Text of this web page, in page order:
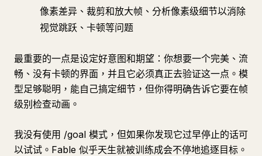
像素差异、裁剪和放大帧、分析像素级细节以消除
视觉跳跃、卡顿等问题
最重要的一点是设定好意图和期望：你想要一个完美、流
畅、没有卡顿的界面，并且它必须真正去验证这一点。模
型足够聪明，能自己搞定细节，但你得明确告诉它要在帧
级别检查动画。
我没有使用 /goal 模式，但如果你发现它过早停止的话可
以试试。Fable 似乎天生就被训练成会不停地追逐目标。